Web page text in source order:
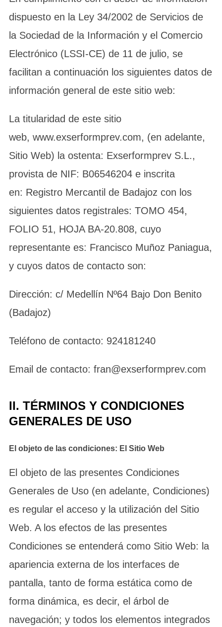
dispuesto en la Ley 34/2002 de Servicios de
la Sociedad de la Información y el Comercio
Electrónico (LSSI-CE) de 11 de julio, se
facilitan a continuación los siguientes datos de
información general de este sitio web:
La titularidad de este sitio
web, www.exserformprev.com, (en adelante,
Sitio Web) la ostenta: Exserformprev S.L.,
provista de NIF: B06546204 e inscrita
en: Registro Mercantil de Badajoz con los
siguientes datos registrales: TOMO 454,
FOLIO 51, HOJA BA-20.808, cuyo
representante es: Francisco Muñoz Paniagua,
y cuyos datos de contacto son:
Dirección: c/ Medellín Nº64 Bajo Don Benito
(Badajoz)
Teléfono de contacto: 924181240
Email de contacto: fran@exserformprev.com
II. TÉRMINOS Y CONDICIONES
GENERALES DE USO
El objeto de las condiciones: El Sitio Web
El objeto de las presentes Condiciones
Generales de Uso (en adelante, Condiciones)
es regular el acceso y la utilización del Sitio
Web. A los efectos de las presentes
Condiciones se entenderá como Sitio Web: la
apariencia externa de los interfaces de
pantalla, tanto de forma estática como de
forma dinámica, es decir, el árbol de
navegación; y todos los elementos integrados